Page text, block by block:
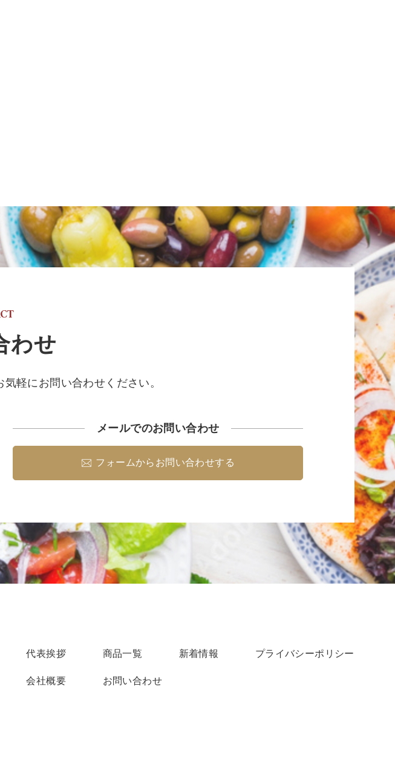
わせ
気軽にお問い合わせください。
メールでのお問い合わせ
フォームからお問い合わせする
代表挨拶 商品一覧 新着情報 プライバシーポリシー
会社概要 お問い合わせ